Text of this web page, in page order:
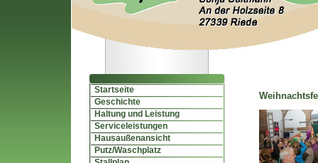
Startseite
Geschichte
Haltung und Leistung
Serviceleistungen
Hausaußenansicht
Putz/Waschplatz